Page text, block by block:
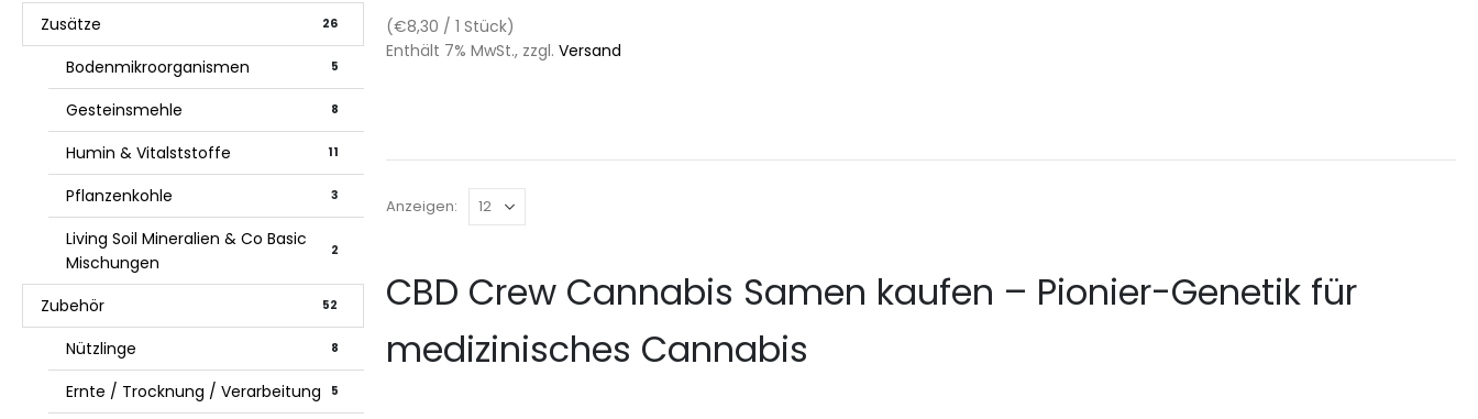
(€8,30 / 1 Stück)
Enthält 7% MwSt., zzgl. Versand
Anzeigen:
CBD Crew Cannabis Samen kaufen – Pionier-Genetik für
medizinisches Cannabis
Zusätze 26
Bodenmikroorganismen 5
Gesteinsmehle 8
Humin & Vitalststoffe 11
Pflanzenkohle 3
Living Soil Mineralien & Co Basic
Mischungen
2
Zubehör 52
Nützlinge 8
Ernte / Trocknung / Verarbeitung 5